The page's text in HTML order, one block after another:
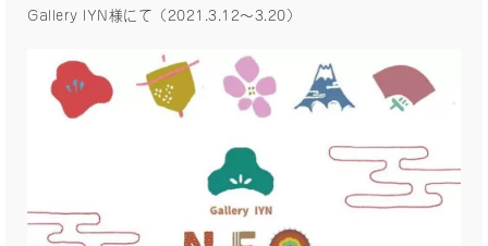
Gallery IYN様にて（2021.3.12〜3.20）